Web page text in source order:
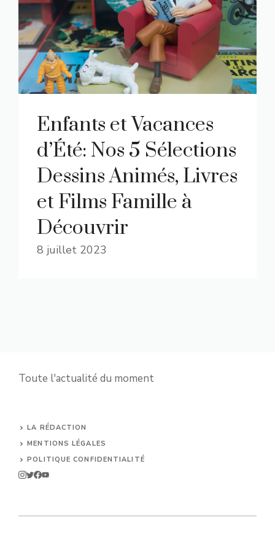
Enfants et Vacances
d’Été: Nos 5 Sélections
Dessins Animés, Livres
et Films Famille à
Découvrir
8 juillet 2023
Toute l'actualité du moment
LA RÉDACTION
MENTIONS LÉGALES
POLITIQUE CONFIDENTIALITÉ